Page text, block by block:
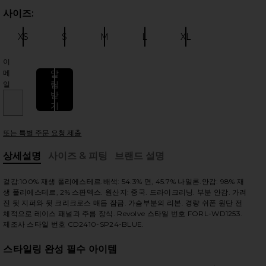
사이즈:
사이즈:
XS 사이즈:
S 사이즈:
M 사이즈:
L XL
이
메
일
알
림
받
기
또는 특별 주문 요청 제출
상세설명
사이즈 & 피팅 브랜드 설명
겉감:100% 재생 폴리에스테르.배색: 54.3% 면, 45.7% 나일론.안감: 98% 재
생 폴리에스테르, 2% 스판덱스. 원산지: 중국. 드라이크리닝. 부분 안감. 가려
진 뒷 지퍼와 뒷 크리크로스 매듭 잠금. 가슴부분의 리본. 경량 쉬폰 원단 전
체적으로 레이스 패널과 주름 장식. Revolve 스타일 번호 FORL-WD1253.
제조사 스타일 번호 CD2410-SP24-BLUE.
스타일링 완성 필수 아이템